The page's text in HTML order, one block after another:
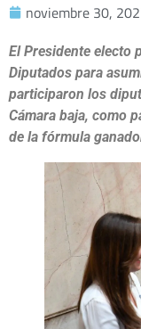
noviembre 30,
El Presidente electo
Diputados para
participaron los
Cámara baja, como
de la fórmula